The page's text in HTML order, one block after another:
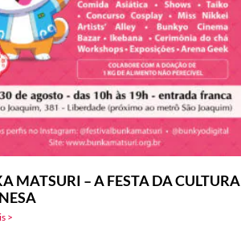
MATSURI – A FESTA DA CULTURA
>